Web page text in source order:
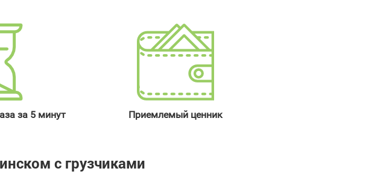
за 5 минут Приемлемый ценник
с грузчиками